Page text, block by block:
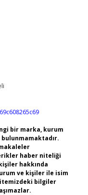
bir marka, kurum
bulunmamaktadır.
haber niteliği
hakkında
ve kişiler ile isim
bilgiler